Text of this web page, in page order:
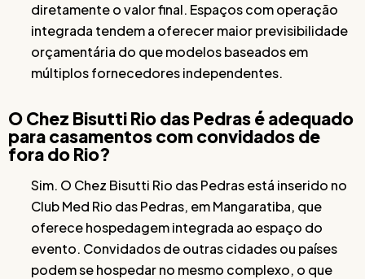
diretamente o valor final. Espaços com operação
integrada tendem a oferecer maior previsibilidade
orçamentária do que modelos baseados em
múltiplos fornecedores independentes.
O Chez Bisutti Rio das Pedras é adequado
para casamentos com convidados de
fora do Rio?
Sim. O Chez Bisutti Rio das Pedras está inserido no
Club Med Rio das Pedras, em Mangaratiba, que
oferece hospedagem integrada ao espaço do
evento. Convidados de outras cidades ou países
podem se hospedar no mesmo complexo, o que